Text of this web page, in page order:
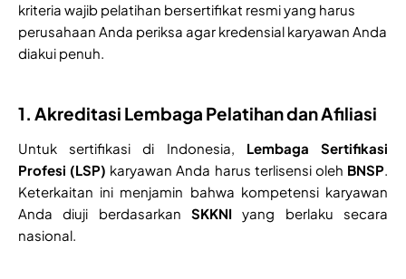
kriteria wajib pelatihan bersertifikat resmi yang harus
perusahaan Anda periksa agar kredensial karyawan Anda
diakui penuh.
1. Akreditasi Lembaga Pelatihan dan Afiliasi
Untuk sertifikasi di Indonesia, Lembaga Sertifikasi
Profesi (LSP) karyawan Anda harus terlisensi oleh BNSP.
Keterkaitan ini menjamin bahwa kompetensi karyawan
Anda diuji berdasarkan SKKNI yang berlaku secara
nasional.